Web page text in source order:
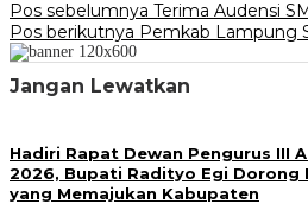
Navigasi
pos
Pos sebelumnya Terima Audensi
Pos berikutnya Pemkab Lampung
Jangan Lewatkan
Hadiri Rapat Dewan Pengurus III
2026, Bupati Radityo Egi Dorong
yang Memajukan Kabupaten